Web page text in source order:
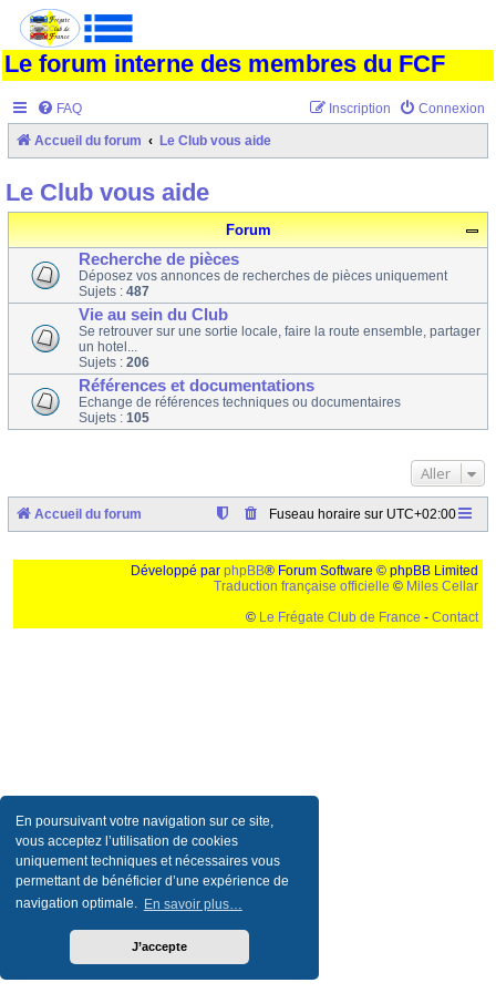
En poursuivant votre navigation sur ce site,
vous acceptez l’utilisation de cookies
uniquement techniques et nécessaires vous
permettant de bénéficier d’une expérience de
navigation optimale. En savoir plus…
J’accepte
Le forum interne des membres du FCF
FAQ Connexion
Inscription
Accueil du forum Le Club vous aide
Le Club vous aide
Forum
Recherche de pièces
Déposez vos annonces de recherches de pièces uniquement
Sujets : 487
Vie au sein du Club
Se retrouver sur une sortie locale, faire la route ensemble, partager
un hotel...
Sujets : 206
Références et documentations
Echange de références techniques ou documentaires
Sujets : 105
Aller
Accueil du forum Fuseau horaire sur UTC+02:00
Développé par phpBB® Forum Software © phpBB Limited
Traduction française officielle © Miles Cellar
© Le Frégate Club de France - Contact